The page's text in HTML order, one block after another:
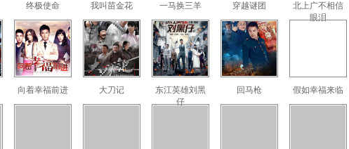
终极使命 我叫苗金花 一马换三羊 穿越谜团
北上广不相信
眼泪
向着幸福前进 大刀记
东江英雄刘黑
仔
回马枪 假如幸福来临